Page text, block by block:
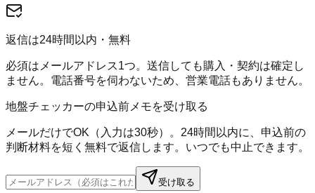
返信は24時間以内・無料
必須はメールアドレス1つ。送信しても購入・契約は確定し
ません。電話番号を伺わないため、営業電話もありません。
地盤チェッカーの申込前メモを受け取る
メールだけでOK（入力は30秒）。24時間以内に、申込前の
判断材料を短く無料で返信します。いつでも中止できます。
受け取る